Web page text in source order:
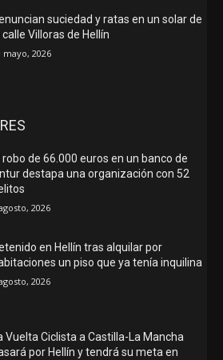
suciedad y ratas en un solar de
calle Villoras de Hellín
mayo, 2026
robo de 66.000 euros en un banco de
destapa una organización con 52
2026
en Hellín tras alquilar por
un piso que ya tenía inquilina
2026
Vuelta Ciclista a Castilla-La Mancha
por Hellín y tendrá su meta en